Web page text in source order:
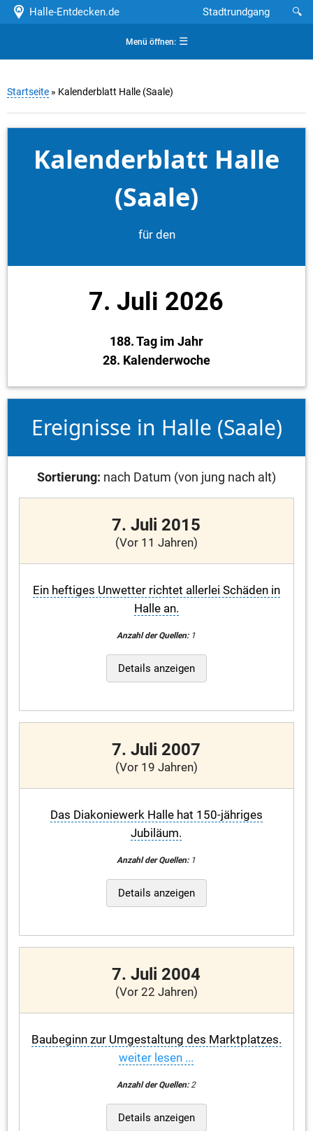
Halle-Entdecken.de 🔍
Stadtrundgang
Menü öffnen:☰
Startseite » Kalenderblatt Halle (Saale)
Kalenderblatt Halle
(Saale)
für den
7. Juli 2026
188. Tag im Jahr
28. Kalenderwoche
Ereignisse in Halle (Saale)
Sortierung: nach Datum (von jung nach alt)
7. Juli 2015
(Vor 11 Jahren)
Ein heftiges Unwetter richtet allerlei Schäden in
Halle an.
Anzahl der Quellen:1
Details anzeigen
7. Juli 2007
(Vor 19 Jahren)
Das Diakoniewerk Halle hat 150-jähriges
Jubiläum.
Anzahl der Quellen:1
Details anzeigen
7. Juli 2004
(Vor 22 Jahren)
Baubeginn zur Umgestaltung des Marktplatzes.
weiter lesen ...
Anzahl der Quellen:2
Details anzeigen